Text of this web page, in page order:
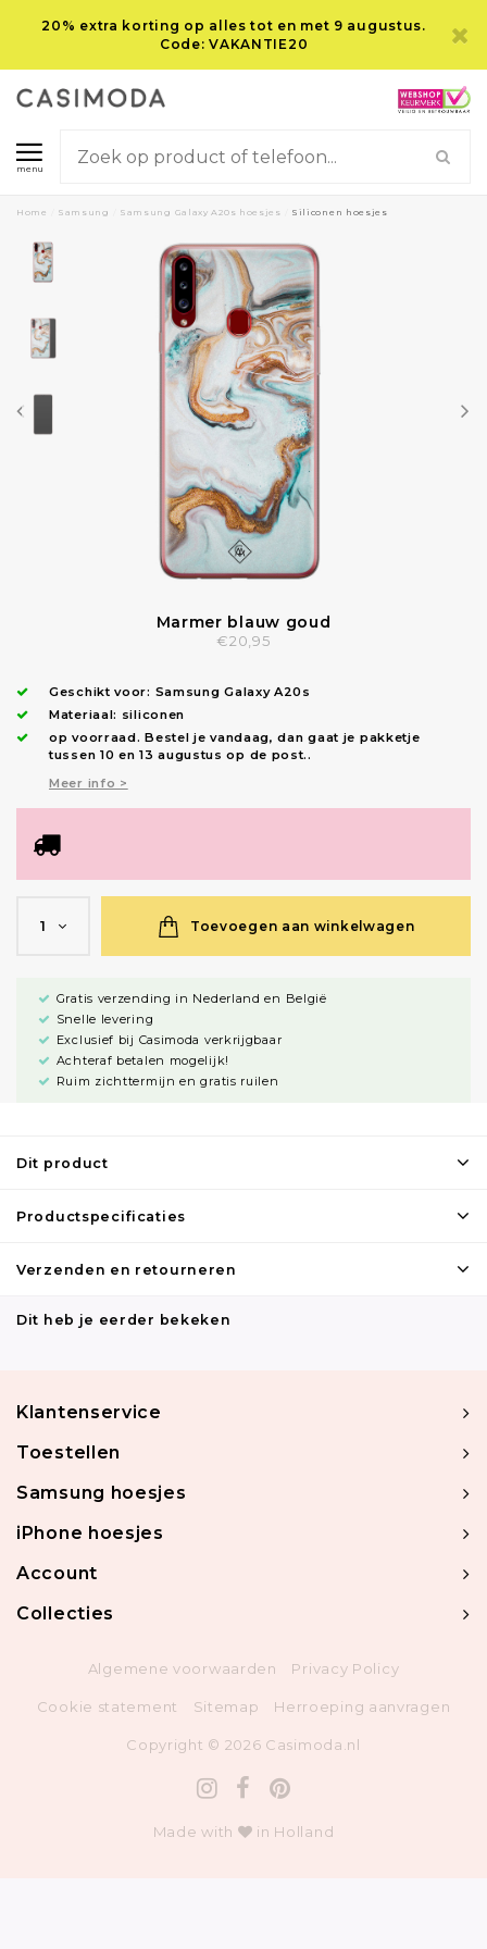
20% extra korting op alles tot en met 9 augustus.
Code: VAKANTIE20
menu
Home Samsung Samsung Galaxy A20s hoesjes Siliconen hoesjes
Marmer blauw goud
€20,95
Geschikt voor: Samsung Galaxy A20s
Materiaal: siliconen
op voorraad.Bestel je vandaag, dan gaat je pakketje
tussen 10 en 13 augustus op de post..
Meer info >
1 Toevoegen aan winkelwagen
Gratis verzending in Nederland en België
Snelle levering
Exclusief bij Casimoda verkrijgbaar
Achteraf betalen mogelijk!
Ruim zichttermijn en gratis ruilen
Dit product
Productspecificaties
Verzenden en retourneren
Dit heb je eerder bekeken
Klantenservice
Toestellen
Samsung hoesjes
iPhone hoesjes
Account
Collecties
Algemene voorwaarden Privacy Policy
Cookie statement Sitemap Herroeping aanvragen
Copyright © 2026 Casimoda.nl
Made with in Holland